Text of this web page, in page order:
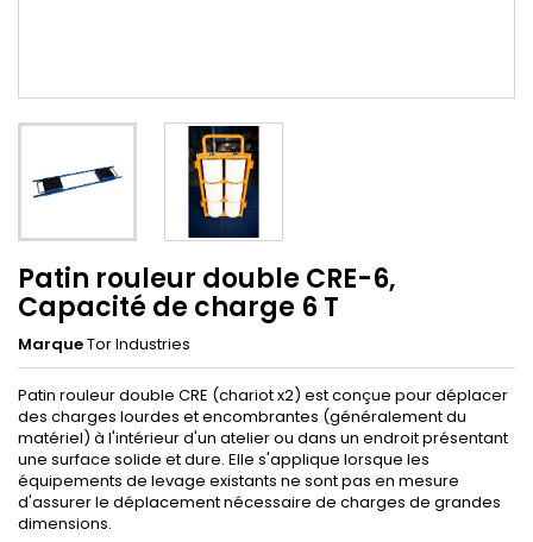
Patin rouleur double CRE-6,
Capacité de charge 6 T
MarqueTor Industries
Patin rouleur double CRE (chariot x2) est conçue pour déplacer
des charges lourdes et encombrantes (généralement du
matériel) à l'intérieur d'un atelier ou dans un endroit présentant
une surface solide et dure. Elle s'applique lorsque les
équipements de levage existants ne sont pas en mesure
d'assurer le déplacement nécessaire de charges de grandes
dimensions.